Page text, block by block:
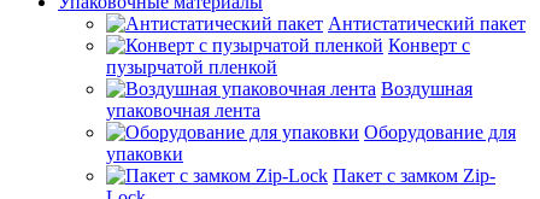
Антистатический пакет
Конверт с
пузырчатой пленкой
Воздушная
упаковочная лента
Оборудование для
упаковки
Пакет с замком Zip-